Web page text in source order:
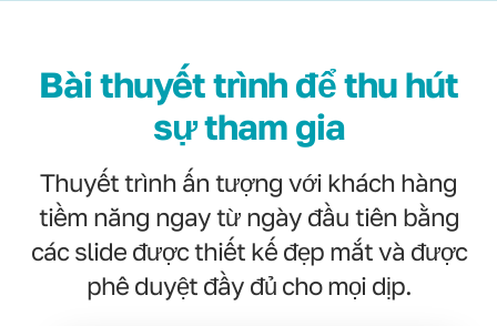
Bài thuyết trình để thu hút
sự tham gia
Thuyết trình ấn tượng với khách hàng
tiềm năng ngay từ ngày đầu tiên bằng
các slide được thiết kế đẹp mắt và được
phê duyệt đầy đủ cho mọi dịp.